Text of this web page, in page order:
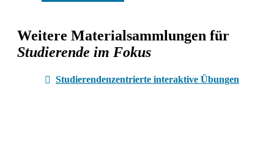
Weitere Materialsammlungen für
Studierende im Fokus
Studierendenzentrierte interaktive Übungen